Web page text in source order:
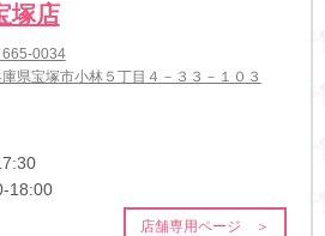
塚店
665-0034
県宝塚市小林５丁目４－３３－１０３
店舗専用ページ ＞